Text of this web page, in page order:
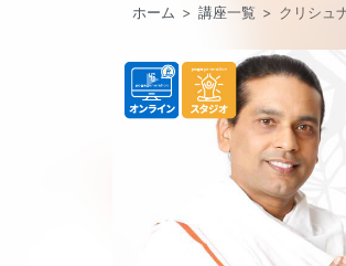
ホーム > 講座一覧 > クリシュ